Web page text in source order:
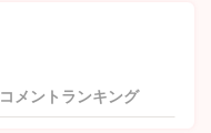
コメントランキング